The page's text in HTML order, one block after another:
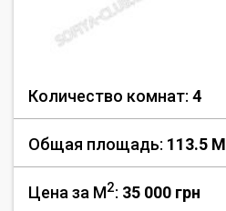
Количество комнат: 4
Общая площадь: 113.5 M
Цена за М2: 35 000 грн